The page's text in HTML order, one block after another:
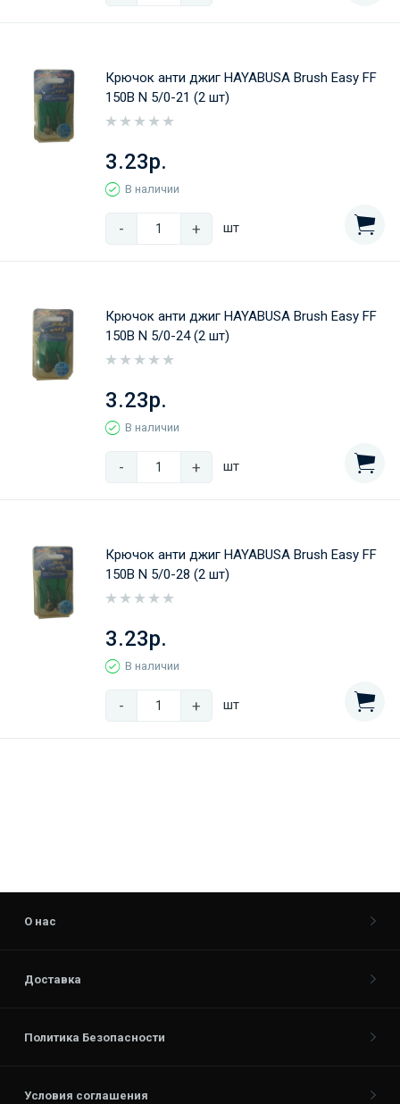
Крючок анти джиг HAYABUSA Brush Easy FF
150B N 5/0-21 (2 шт)
3.23р.
В наличии
- + шт
Крючок анти джиг HAYABUSA Brush Easy FF
150B N 5/0-24 (2 шт)
3.23р.
В наличии
- + шт
Крючок анти джиг HAYABUSA Brush Easy FF
150B N 5/0-28 (2 шт)
3.23р.
В наличии
- + шт
О нас
Доставка
Политика Безопасности
Условия соглашения